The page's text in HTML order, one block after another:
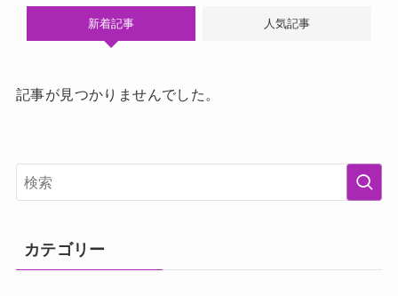
新着記事 人気記事
記事が見つかりませんでした。
カテゴリー